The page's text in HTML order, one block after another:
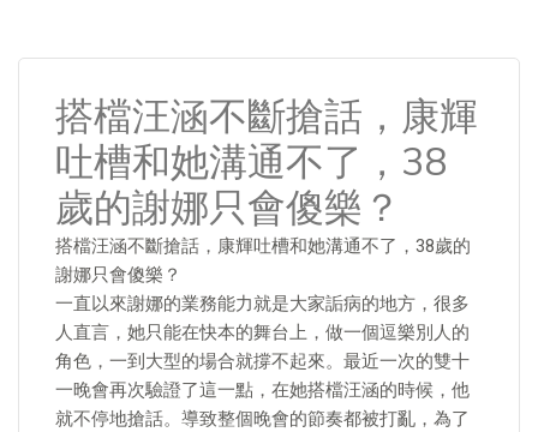
搭檔汪涵不斷搶話，康輝
吐槽和她溝通不了，38
歲的謝娜只會傻樂？
搭檔汪涵不斷搶話，康輝吐槽和她溝通不了，38歲的
謝娜只會傻樂？
一直以來謝娜的業務能力就是大家詬病的地方，很多
人直言，她只能在快本的舞台上，做一個逗樂別人的
角色，一到大型的場合就撐不起來。最近一次的雙十
一晚會再次驗證了這一點，在她搭檔汪涵的時候，他
就不停地搶話。導致整個晚會的節奏都被打亂，為了